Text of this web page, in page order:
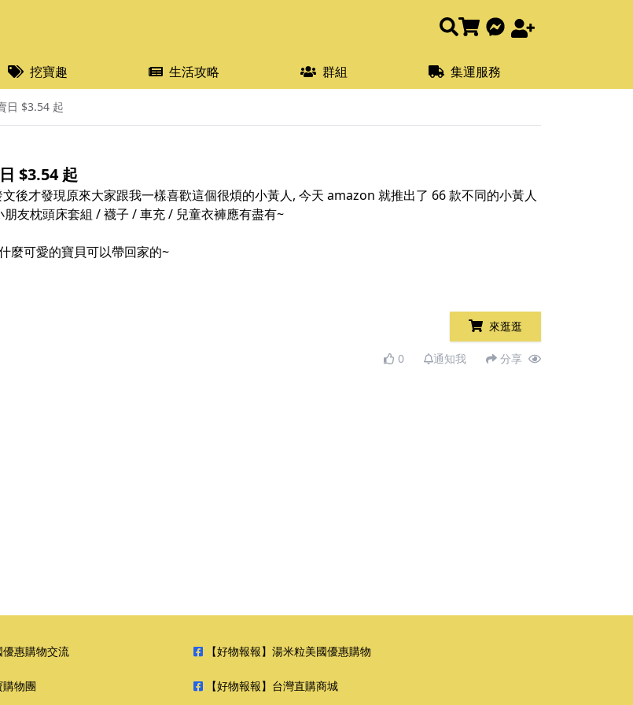
挖寶趣 生活攻略 群組 集運服務
日 $3.54 起
$3.54 起
後才發現原來大家跟我一樣喜歡這個很煩的小黃人, 今天 amazon 就推出了 66 款不同的小黃人
友枕頭床套組 / 襪子 / 車充 / 兒童衣褲應有盡有~
麼可愛的寶貝可以帶回家的~
來逛逛
0 通知我 分享
優惠購物交流 【好物報報】湯米粒美國優惠購物
購物團 【好物報報】台灣直購商城